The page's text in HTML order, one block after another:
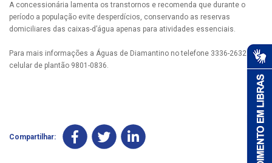
A concessionária lamenta os transtornos e recomenda que durante o
período a população evite desperdícios, conservando as reservas
domiciliares das caixas-d’água apenas para atividades essenciais.
Para mais informações a Águas de Diamantino no telefone 3336-2632 e no
celular de plantão 9801-0836.
Compartilhar: